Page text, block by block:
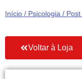
Início / Psicologia /
Voltar à Loja